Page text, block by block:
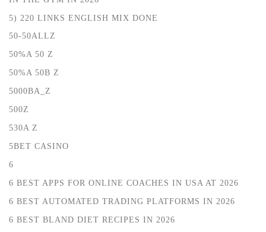
5) 220 LINKS ENGLISH MIX DONE
50-50ALLZ
50%A 50 Z
50%A 50B Z
5000BA_Z
500Z
530A Z
5BET CASINO
6
6 BEST APPS FOR ONLINE COACHES IN USA AT 2026
6 BEST AUTOMATED TRADING PLATFORMS IN 2026
6 BEST BLAND DIET RECIPES IN 2026